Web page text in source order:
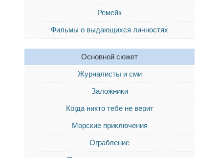
Ремейк
Фильмы о выдающихся личностях
Основной сюжет
Журналисты и сми
Заложники
Когда никто тебе не верит
Морские приключения
Ограбление